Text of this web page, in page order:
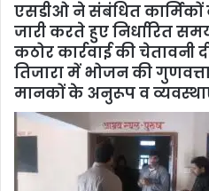
एसडीओ ने संबंधित कार्मिकों
जारी करते हुए निर्धारित
कठोर कार्रवाई की चेतावनी
तिजारा में भोजन की
मानकों के अनुरूप व